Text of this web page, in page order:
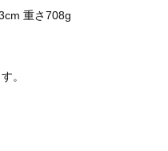
重さ708g
。